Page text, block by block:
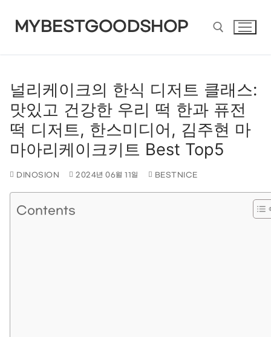
MYBESTGOODSHOP
널리케이크의 한식 디저트 클래스:
맛있고 건강한 우리 떡 한과 퓨전
떡 디저트, 한스미디어, 김주현 마
마아리케이크키트 Best Top5
DINOSION 2024년 06월 11일 BESTNICE
Contents